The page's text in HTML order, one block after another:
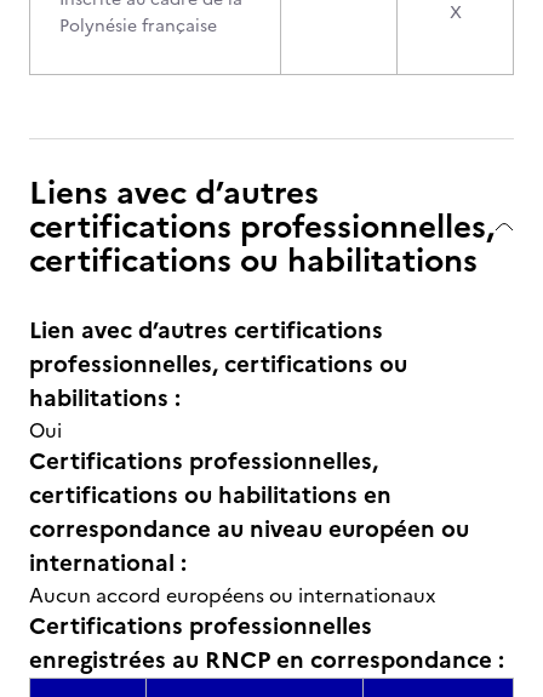
Polynésie française
X
Liens avec d’autres
certifications professionnelles,
certifications ou habilitations
Lien avec d’autres certifications
professionnelles, certifications ou
habilitations :
Oui
Certifications professionnelles,
certifications ou habilitations en
correspondance au niveau européen ou
international :
Aucun accord européens ou internationaux
Certifications professionnelles
enregistrées au RNCP en correspondance :